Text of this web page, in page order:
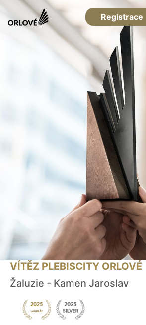
Registrace
VÍTĚZ PLEBISCITY ORLOVÉ
Žaluzie - Kamen Jaroslav